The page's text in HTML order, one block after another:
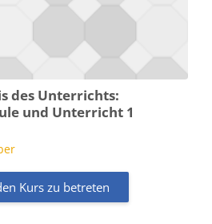
des Unterrichts:
und Unterricht 1
Kurs zu betreten